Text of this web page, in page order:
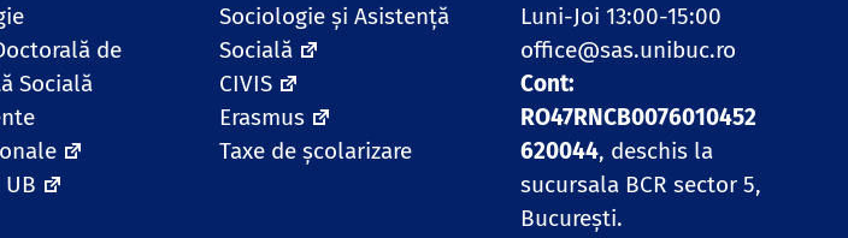
de
Socială
Sociologie și Asistență
Socială
CIVIS
Erasmus
Taxe de școlarizare
Luni-Joi 13:00-15:00
office@sas.unibuc.ro
Cont:
RO47RNCB0076010452
620044, deschis la
sucursala BCR sector 5,
București.